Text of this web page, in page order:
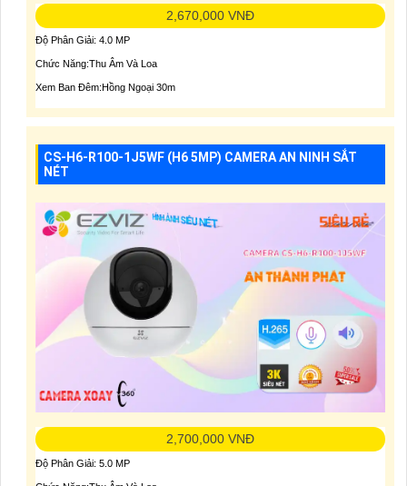
2,670,000 VNĐ
Độ Phân Giải: 4.0 MP
Chức Năng:Thu Âm Và Loa
Xem Ban Đêm:Hồng Ngoại 30m
CS-H6-R100-1J5WF (H6 5MP) CAMERA AN NINH SẮT
NÉT
2,700,000 VNĐ
Độ Phân Giải: 5.0 MP